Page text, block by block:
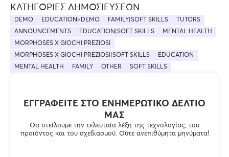
ΕΓΓΡΑΦΕΊΤΕ ΣΤΟ ΕΝΗΜΕΡΩΤΙΚΌ ΔΕΛΤΊΟ
ΜΑΣ
Θα στείλουμε την τελευταία λέξη της τεχνολογίας, του
προϊόντος και του σχεδιασμού. Ούτε ανεπιθύμητα μηνύματα!
ΚΑΤΗΓΟΡΊΕΣ ΔΗΜΟΣΙΕΎΣΕΩΝ
DEMO EDUCATION>DEMO FAMILY|SOFT SKILLS
TUTORS
ANNOUNCEMENTS
EDUCATION|SOFT SKILLS
MENTAL HEALTH
MORPHOSES X GIOCHI PREZIOSI
MORPHOSES X GIOCHI PREZIOSI|SOFT SKILLS
EDUCATION
MENTAL HEALTH
FAMILY OTHER SOFT SKILLS